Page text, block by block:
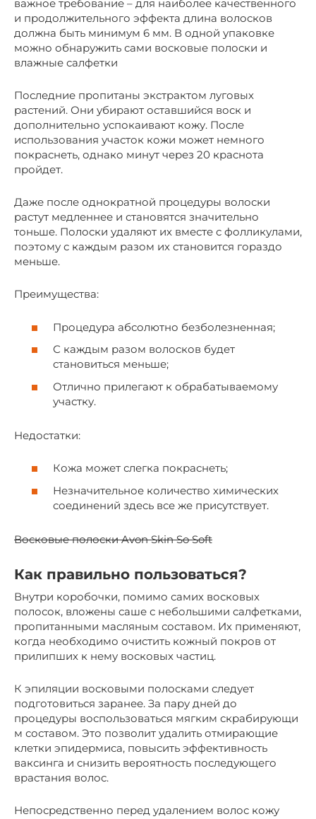
важное требование – для наиболее качественного
и продолжительного эффекта длина волосков
должна быть минимум 6 мм. В одной упаковке
можно обнаружить сами восковые полоски и
влажные салфетки
Последние пропитаны экстрактом луговых
растений. Они убирают оставшийся воск и
дополнительно успокаивают кожу. После
использования участок кожи может немного
покраснеть, однако минут через 20 краснота
пройдет.
Даже после однократной процедуры волоски
растут медленнее и становятся значительно
тоньше. Полоски удаляют их вместе с фолликулами,
поэтому с каждым разом их становится гораздо
меньше.
Преимущества:
Процедура абсолютно безболезненная;
С каждым разом волосков будет
становиться меньше;
Отлично прилегают к обрабатываемому
участку.
Недостатки:
Кожа может слегка покраснеть;
Незначительное количество химических
соединений здесь все же присутствует.
Восковые полоски Avon Skin So Soft
Как правильно пользоваться?
Внутри коробочки, помимо самих восковых
полосок, вложены саше с небольшими салфетками,
пропитанными масляным составом. Их применяют,
когда необходимо очистить кожный покров от
прилипших к нему восковых частиц.
К эпиляции восковыми полосками следует
подготовиться заранее. За пару дней до
процедуры воспользоваться мягким скрабирующи
м составом. Это позволит удалить отмирающие
клетки эпидермиса, повысить эффективность
ваксинга и снизить вероятность последующего
врастания волос.
Непосредственно перед удалением волос кожу